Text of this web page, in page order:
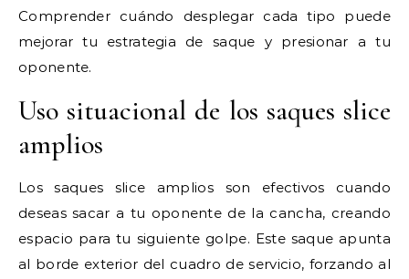
Comprender cuándo desplegar cada tipo puede
mejorar tu estrategia de saque y presionar a tu
oponente.
Uso situacional de los saques slice
amplios
Los saques slice amplios son efectivos cuando
deseas sacar a tu oponente de la cancha, creando
espacio para tu siguiente golpe. Este saque apunta
al borde exterior del cuadro de servicio, forzando al